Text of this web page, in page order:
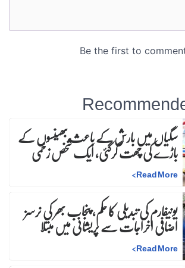
سگیاں میں بارش کے باعث بھینسوں کے
باڑے کی چھت گرگئی، ایک شخص زخمی
Read More
>
یونیفارم کی تبدیلی کا حکم، پنجاب بھر کی نرسز
اضافی اخراجات سے پریشانی میں مبتلا
Read More
>